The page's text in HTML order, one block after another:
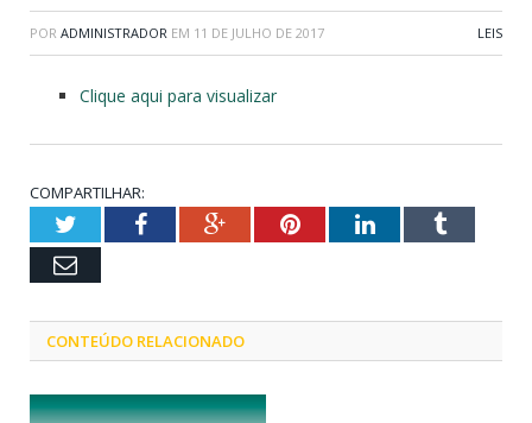
POR ADMINISTRADOR EM 11 DE JULHO DE 2017 LEIS
Clique aqui para visualizar
COMPARTILHAR:
TwitterFacebookGoogle+PinterestLinkedInTumblr
Email
CONTEÚDO RELACIONADO